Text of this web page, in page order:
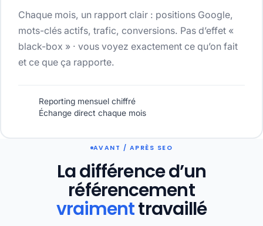
Chaque mois, un rapport clair : positions Google,
mots-clés actifs, trafic, conversions. Pas d’effet «
black-box » · vous voyez exactement ce qu’on fait
et ce que ça rapporte.
Reporting mensuel chiffré
Échange direct chaque mois
AVANT / APRÈS SEO
La différence d’un
référencement
vraimenttravaillé